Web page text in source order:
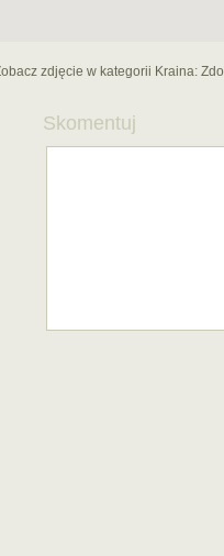
zdjęcie w kategorii Kraina:
Skomentuj